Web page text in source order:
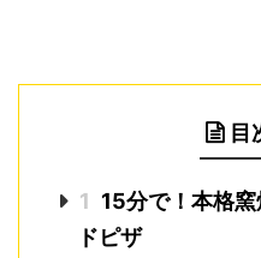
目
1 15分で！本格
ドピザ